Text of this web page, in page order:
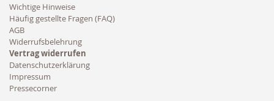
Wichtige Hinweise
Häufig gestellte Fragen (FAQ)
AGB
Widerrufsbelehrung
Vertrag widerrufen
Datenschutzerklärung
Impressum
Pressecorner